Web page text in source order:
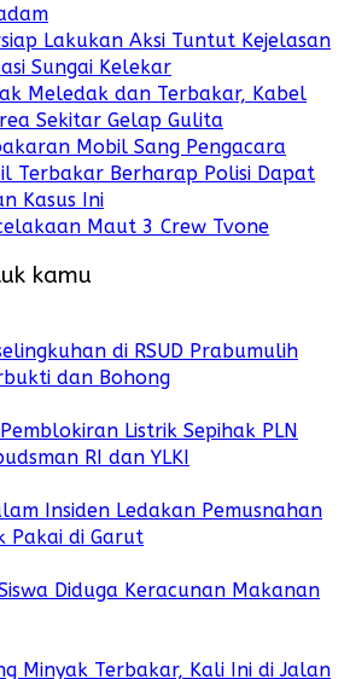
Lakukan Aksi Tuntut Kejelasan
Sungai Kelekar
Meledak dan Terbakar, Kabel
Sekitar Gelap Gulita
Mobil Sang Pengacara
Terbakar Berharap Polisi Dapat
Kasus Ini
Maut 3 Crew Tvone
kamu
di RSUD Prabumulih
dan Bohong
Listrik Sepihak PLN
RI dan YLKI
Insiden Ledakan Pemusnahan
Pakai di Garut
Diduga Keracunan Makanan
Minyak Terbakar, Kali Ini di Jalan